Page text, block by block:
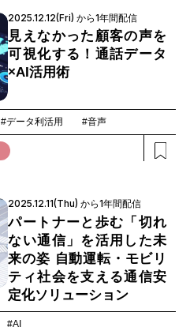
2025.12.12(Fri) から1年間配信
見えなかった顧客の声を
可視化する！通話データ
×AI活用術
#データ利活用 #音声
2025.12.11(Thu) から1年間配信
パートナーと歩む「切れ
ない通信」を活用した未
来の姿 自動運転・モビリ
ティ社会を支える通信安
定化ソリューション
#AI